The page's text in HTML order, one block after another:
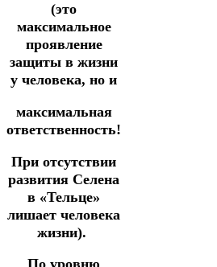
(это
максимальное
проявление
защиты в жизни
у человека, но и
максимальная
ответственность!
При отсутствии
развития Селена
в «Тельце»
лишает человека
жизни).